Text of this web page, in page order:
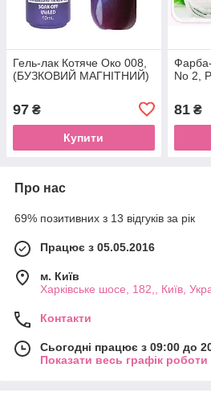
Гель-лак Котяче Око 008,
(БУЗКОВИЙ МАГНІТНИЙ)
97 ₴
Купити
Фарба-
No 2,
81₴
Про нас
69% позитивних з 13 відгуків за рік
Працює з 05.05.2016
м. Київ
Харківське шосе, 182,, Київ,
Контакти
Сьогодні працює з 09:00 до
Показати весь графік роботи